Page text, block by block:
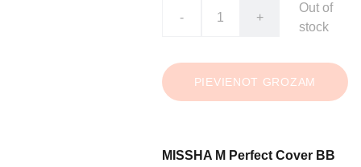
- +
Out of
stock
PIEVIENOT GROZAM
MISSHA M Perfect Cover BB